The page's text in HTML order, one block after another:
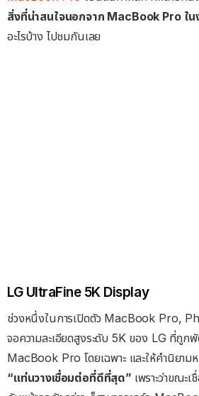
สิ่งที่น่าสนใจนอกจาก MacBook Pro ใน
อะไรบ้าง ไปชมกันเลย
LG UltraFine 5K Display
ช่วงหนึ่งในการเปิดตัว MacBook Pro,
จอความละเอียดสูงระดับ 5K ของ LG ที่ถูก
MacBook Pro โดยเฉพาะ และให้คำนิยาม
“แท่นวางเชื่อมต่อที่ดีที่สุด” เพราะว่าขณ